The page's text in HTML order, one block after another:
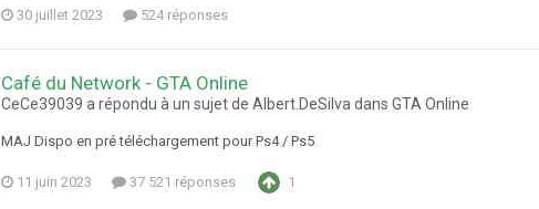
30 juillet 2023 524 réponses
Café du Network - GTA Online
CeCe39039 a répondu à un sujet de Albert.DeSilva dans GTA Online
MAJ Dispo en pré téléchargement pour Ps4 / Ps5
11 juin 2023 37 521 réponses 1